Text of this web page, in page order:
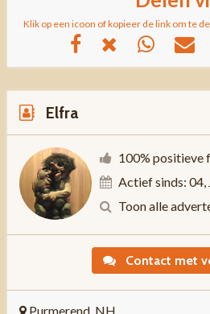
Klik op een icoon of kopieer de link om te
Elfra
100% positieve
Actief sinds: 04,
Toon alle
Contact met
Purmerend, NH